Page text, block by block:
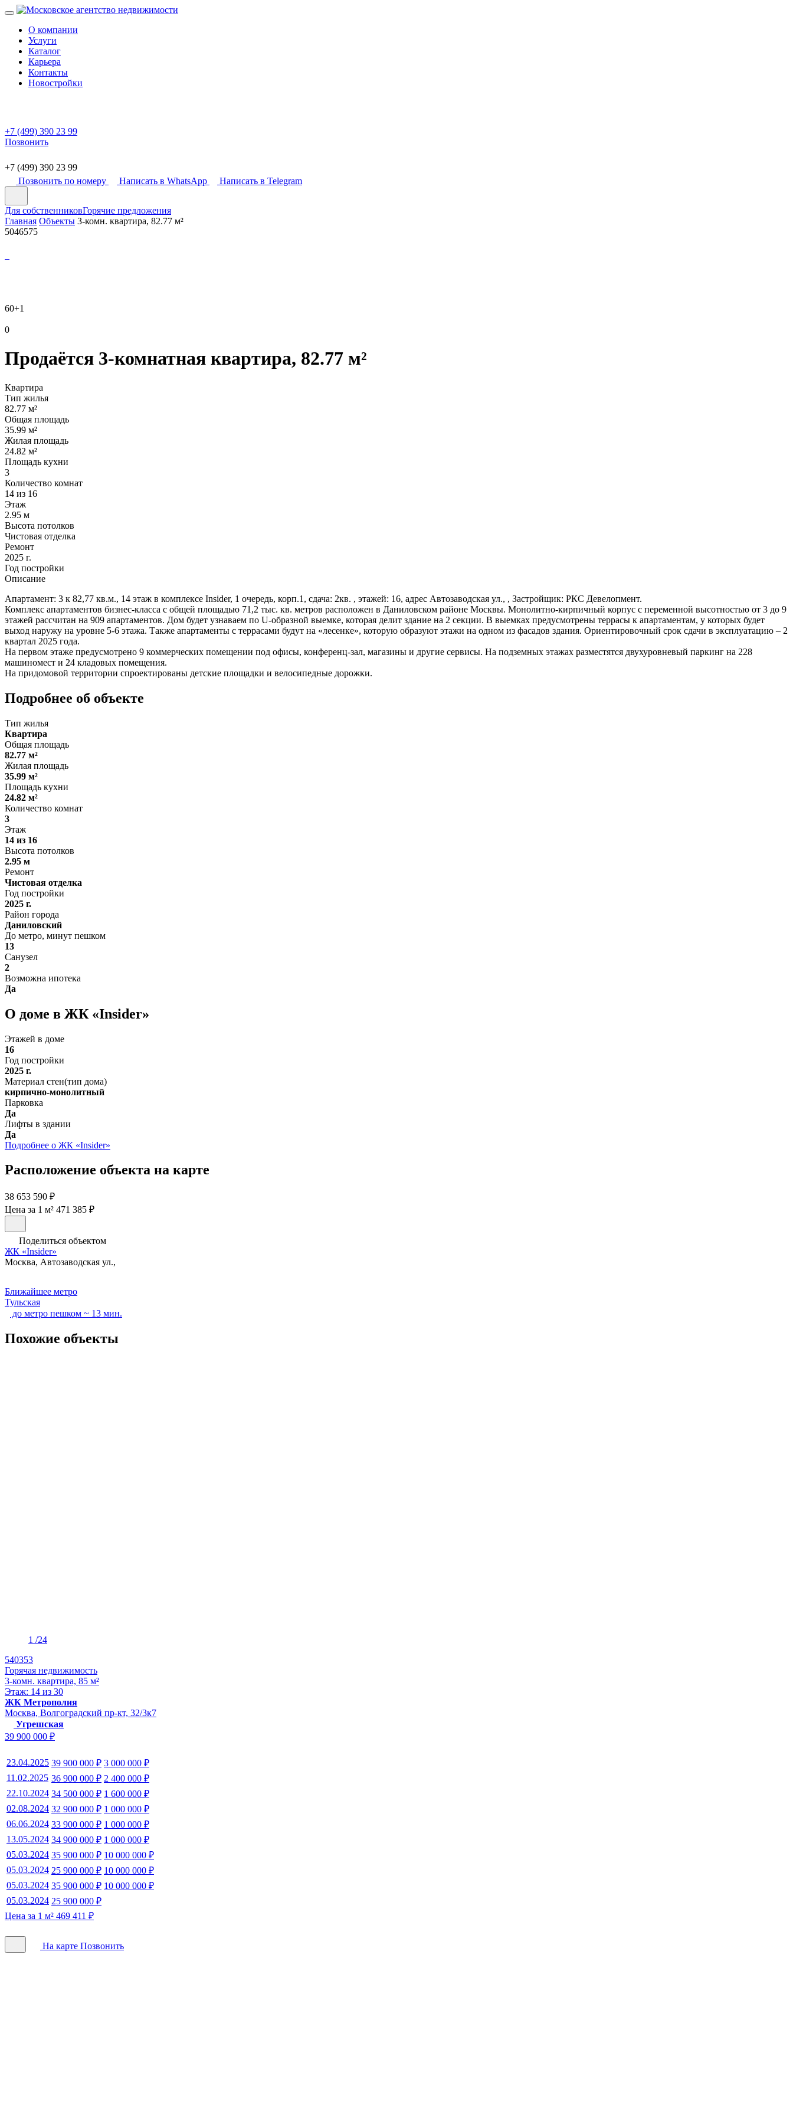
О компании
Услуги
Каталог
Карьера
Контакты
Новостройки
+7 (499) 390 23 99
Позвонить
+7 (499) 390 23 99
Позвонить по номеру
Написать в WhatsApp Написать в Telegram
Для собственниковГорячие предложения
Главная Объекты 3-комн. квартира, 82.77 м²
5046575
60+1
0
Продаётся 3-комнатная квартира, 82.77 м²
Квартира
Тип жилья
82.77 м²
Общая площадь
35.99 м²
Жилая площадь
24.82 м²
Площадь кухни
3
Количество комнат
14 из 16
Этаж
2.95 м
Высота потолков
Чистовая отделка
Ремонт
2025 г.
Год постройки
Описание
Апартамент: 3 к 82,77 кв.м., 14 этаж в комплексе Insider, 1 очередь, корп.1, сдача: 2кв. , этажей: 16, адрес Автозаводская ул., , Застройщик: РКС Девелопмент.
Комплекс апартаментов бизнес-класса с общей площадью 71,2 тыс. кв. метров расположен в Даниловском районе Москвы. Монолитно-кирпичный корпус с переменной высотностью от 3 до 9
этажей рассчитан на 909 апартаментов. Дом будет узнаваем по U-образной выемке, которая делит здание на 2 секции. В выемках предусмотрены террасы к апартаментам, у которых будет
выход наружу на уровне 5-6 этажа. Также апартаменты с террасами будут на «лесенке», которую образуют этажи на одном из фасадов здания. Ориентировочный срок сдачи в эксплуатацию ‒ 2
квартал 2025 года.
На первом этаже предусмотрено 9 коммерческих помещении под офисы, конференц-зал, магазины и другие сервисы. На подземных этажах разместятся двухуровневый паркинг на 228
машиномест и 24 кладовых помещения.
На придомовой территории спроектированы детские площадки и велосипедные дорожки.
Подробнее об объекте
Тип жилья
Квартира
Общая площадь
82.77 м²
Жилая площадь
35.99 м²
Площадь кухни
24.82 м²
Количество комнат
3
Этаж
14 из 16
Высота потолков
2.95 м
Ремонт
Чистовая отделка
Год постройки
2025 г.
Район города
Даниловский
До метро, минут пешком
13
Санузел
2
Возможна ипотека
Да
О доме в ЖК «Insider»
Этажей в доме
16
Год постройки
2025 г.
Материал стен(тип дома)
кирпично-монолитный
Парковка
Да
Лифты в здании
Да
Подробнее о ЖК «Insider»
Расположение объекта на карте
38 653 590 ₽
Цена за 1 м² 471 385 ₽
Поделиться объектом
ЖК «Insider»
Москва, Автозаводская ул.,
Ближайшее метро
Тульская
до метро пешком ~ 13 мин.
Похожие объекты
1 /24
540353
Горячая недвижимость
3-комн. квартира, 85 м²
Этаж: 14 из 30
ЖК Метрополия
Москва, Волгоградский пр-кт, 32/3к7
Угрешская
39 900 000 ₽
23.04.2025 39 900 000 ₽ 3 000 000 ₽
11.02.2025 36 900 000 ₽ 2 400 000 ₽
22.10.2024 34 500 000 ₽ 1 600 000 ₽
02.08.2024 32 900 000 ₽ 1 000 000 ₽
06.06.2024 33 900 000 ₽ 1 000 000 ₽
13.05.2024 34 900 000 ₽ 1 000 000 ₽
05.03.2024 35 900 000 ₽ 10 000 000 ₽
05.03.2024 25 900 000 ₽ 10 000 000 ₽
05.03.2024 35 900 000 ₽ 10 000 000 ₽
05.03.2024 25 900 000 ₽
Цена за 1 м² 469 411 ₽
На карте Позвонить